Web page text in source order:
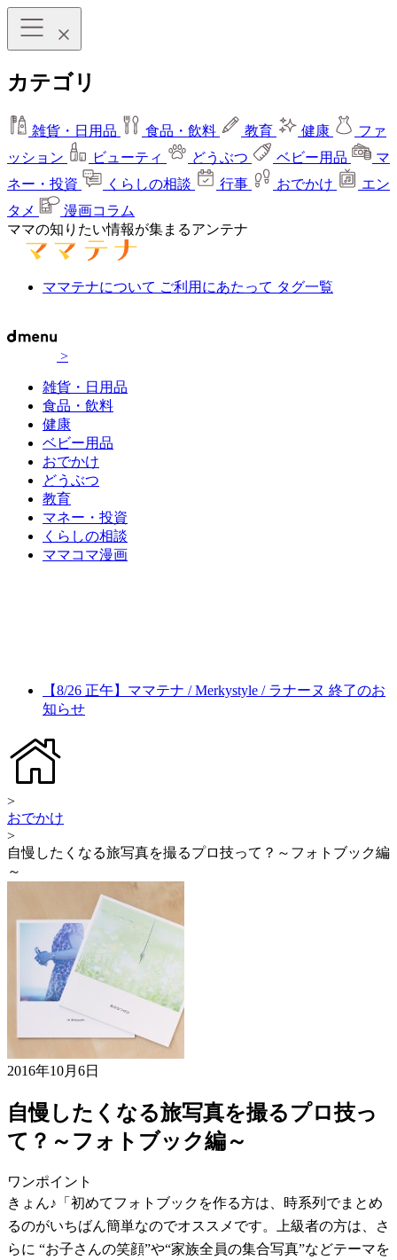
カテゴリ
雑貨・日用品 食品・飲料 教育 健康
ファ
ッション
ビューティ どうぶつ ベビー用品
マ
ネー・投資
くらしの相談 行事 おでかけ
エン
タメ
漫画コラム
ママの知りたい情報が集まるアンテナ
ママテナについて ご利用にあたって タグ一覧
>
雑貨・日用品
食品・飲料
健康
ベビー用品
おでかけ
どうぶつ
教育
マネー・投資
くらしの相談
ママコマ漫画
【8/26 正午】ママテナ / Merkystyle / ラナーヌ 終了のお
知らせ
>
おでかけ
>
自慢したくなる旅写真を撮るプロ技って？～フォトブック編
～
2016年10月6日
自慢したくなる旅写真を撮るプロ技っ
て？～フォトブック編～
ワンポイント
きょん♪「初めてフォトブックを作る方は、時系列でまとめ
るのがいちばん簡単なのでオススメです。上級者の方は、さ
らに “お子さんの笑顔”や“家族全員の集合写真”などテーマを